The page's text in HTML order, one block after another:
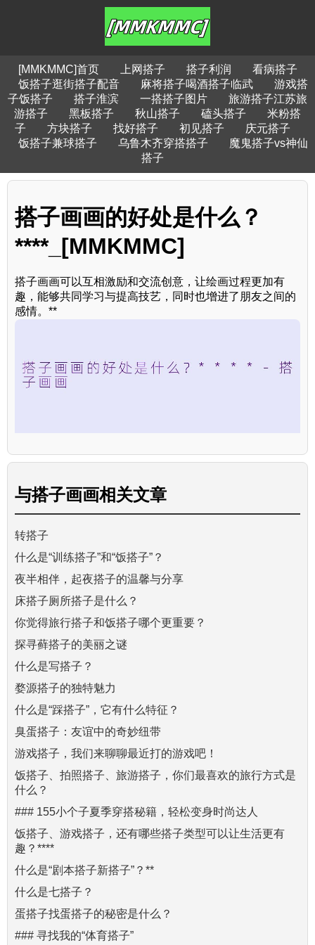
[MMKMMC]首页 上网搭子 搭子利润
看病搭子
饭搭子逛街搭子配音
麻将搭子喝酒搭子临武
游戏搭
子饭搭子
搭子淮滨 一搭搭子图片
旅游搭子江苏旅
游搭子
黑板搭子 秋山搭子 磕头搭子
米粉搭
子
方块搭子 找好搭子 初见搭子
庆元搭子
饭搭子兼球搭子
乌鲁木齐穿搭搭子
魔鬼搭子vs神仙
搭子
搭子画画的好处是什么？
****_[MMKMMC]
搭子画画可以互相激励和交流创意，让绘画过程更加有
趣，能够共同学习与提高技艺，同时也增进了朋友之间的
感情。**
与搭子画画相关文章
转搭子
什么是“训练搭子”和“饭搭子”？
夜半相伴，起夜搭子的温馨与分享
床搭子厕所搭子是什么？
你觉得旅行搭子和饭搭子哪个更重要？
探寻藓搭子的美丽之谜
什么是写搭子？
婺源搭子的独特魅力
什么是“踩搭子”，它有什么特征？
臭蛋搭子：友谊中的奇妙纽带
游戏搭子，我们来聊聊最近打的游戏吧！
饭搭子、拍照搭子、旅游搭子，你们最喜欢的旅行方式是
什么？
### 155小个子夏季穿搭秘籍，轻松变身时尚达人
饭搭子、游戏搭子，还有哪些搭子类型可以让生活更有
趣？****
什么是“剧本搭子新搭子”？**
什么是七搭子？
蛋搭子找蛋搭子的秘密是什么？
### 寻找我的“体育搭子”